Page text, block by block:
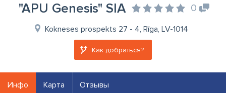
"APU Genesis" SIA 0
Kokneses prospekts 27 - 4, Rīga, LV-1014
Как добраться?
Инфо Карта Отзывы